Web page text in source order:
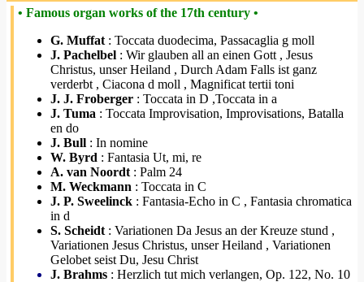
• Famous organ works of the 17th century •
G. Muffat : Toccata duodecima, Passacaglia g moll
J. Pachelbel : Wir glauben all an einen Gott , Jesus
Christus, unser Heiland , Durch Adam Falls ist ganz
verderbt , Ciacona d moll , Magnificat tertii toni
J. J. Froberger : Toccata in D ,Toccata in a
J. Tuma : Toccata Improvisation, Improvisations, Batalla
en do
J. Bull : In nomine
W. Byrd : Fantasia Ut, mi, re
A. van Noordt : Palm 24
M. Weckmann : Toccata in C
J. P. Sweelinck : Fantasia-Echo in C , Fantasia chromatica
in d
S. Scheidt : Variationen Da Jesus an der Kreuze stund ,
Variationen Jesus Christus, unser Heiland , Variationen
Gelobet seist Du, Jesu Christ
J. Brahms : Herzlich tut mich verlangen, Op. 122, No. 10